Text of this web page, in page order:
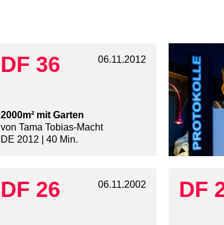
DF 36 06.11.2012
2000m² mit Garten
von Tama Tobias-Macht
DE 2012 | 40 Min.
DF 26 06.11.2002 DF